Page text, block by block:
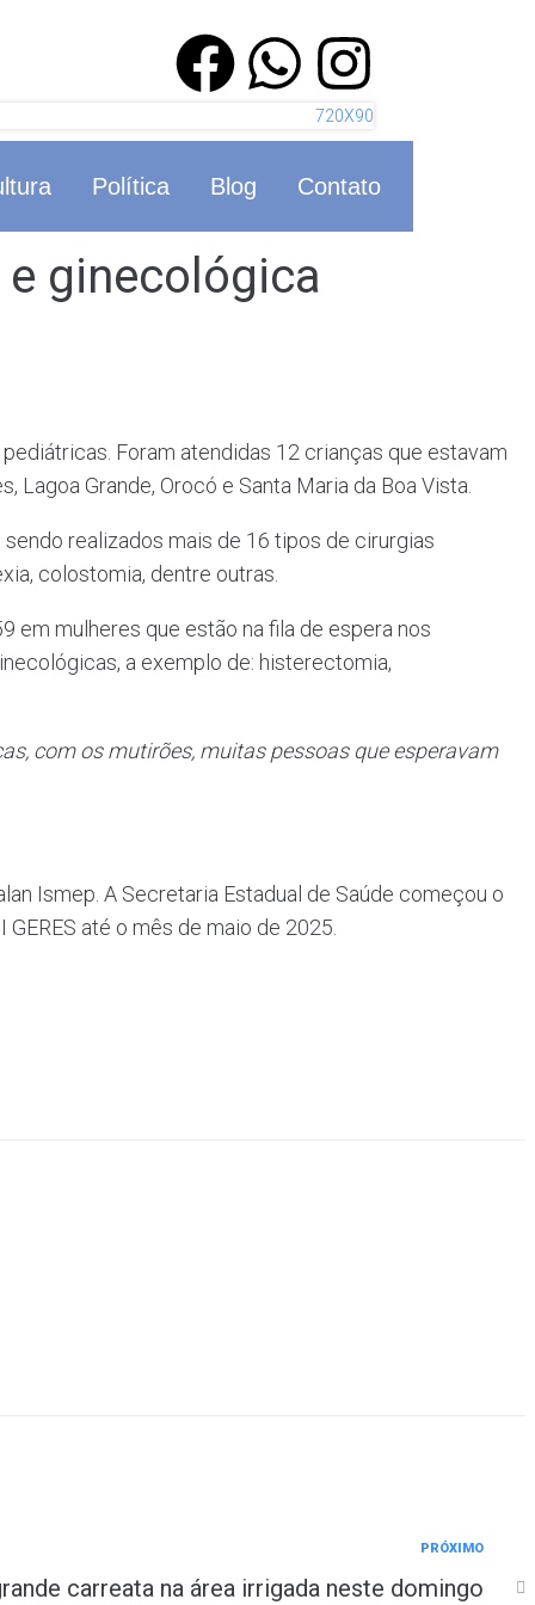
Política Blog Contato
ginecológica
Foram atendidas 12 crianças que estavam
Lagoa Grande, Orocó e Santa Maria da Boa Vista.
realizados mais de 16 tipos de cirurgias
colostomia, dentre outras.
em mulheres que estão na fila de espera nos
a exemplo de: histerectomia,
com os mutirões, muitas pessoas que esperavam
Ismep. A Secretaria Estadual de Saúde começou o
até o mês de maio de 2025.
PRÓXIMO
carreata na área irrigada neste domingo